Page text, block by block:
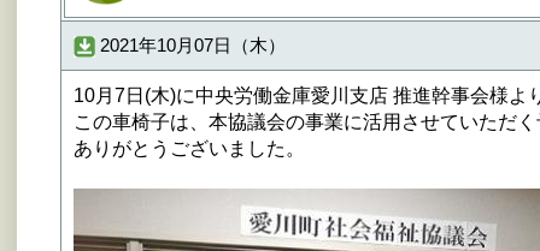
2021年10月07日（木）
10月7日(木)に中央労働金庫愛川支店 推進幹事会様よ
この車椅子は、本協議会の事業に活用させていただ
ありがとうございました。